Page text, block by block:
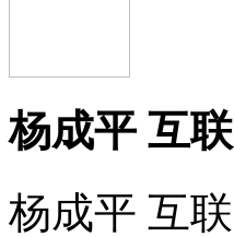
杨成平 互
杨成平 互